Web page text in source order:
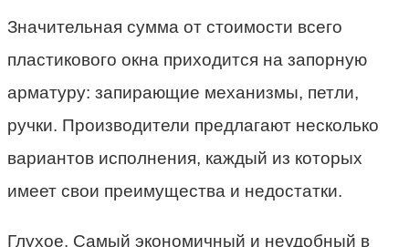
Значительная сумма от стоимости всего
пластикового окна приходится на запорную
арматуру: запирающие механизмы, петли,
ручки. Производители предлагают несколько
вариантов исполнения, каждый из которых
имеет свои преимущества и недостатки.
Глухое. Самый экономичный и неудобный в